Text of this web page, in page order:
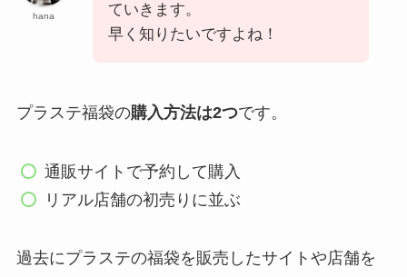
hana
ていきます。
早く知りたいですよね！
プラステ福袋の購入方法は2つです。
通販サイトで予約して購入
リアル店舗の初売りに並ぶ
過去にプラステの福袋を販売したサイトや店舗を